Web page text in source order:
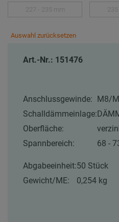
Auswahl zurücksetzen
Art.-Nr.: 151476
Anschlussgewinde:
M8/
Schalldämmeinlage:
Oberfläche:
Spannbereich:
68 -
Abgabeeinheit:50 Stück
Gewicht/ME:
0,254 kg